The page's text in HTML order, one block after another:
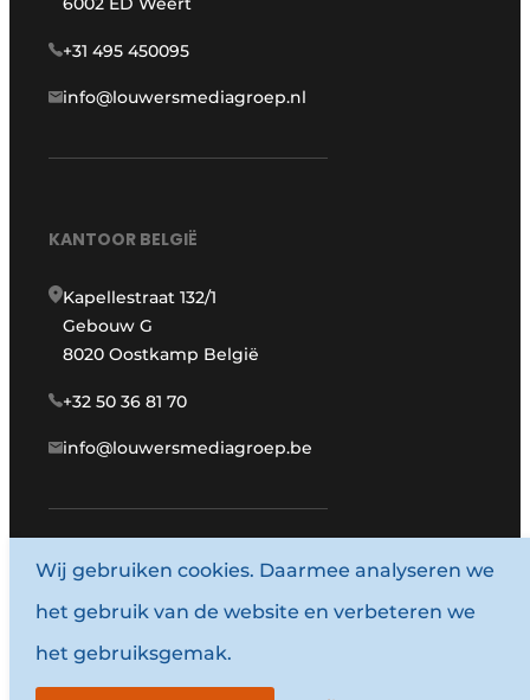
+31 495 450095
info@louwersmediagroep.nl
KANTOOR BELGIË
Kapellestraat 132/1
Gebouw G
8020 Oostkamp België
+32 50 36 81 70
info@louwersmediagroep.be
www.louwersmediagroep.com
© 1987 - 2026 Louwersmediagroep.
Algemene voorwaarden
Wij gebruiken cookies. Daarmee analyseren we
het gebruik van de website en verbeteren we
het gebruiksgemak.